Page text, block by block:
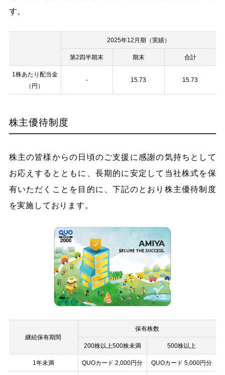
す。
2025年12月期（実績）
第2四半期末 期末 合計
1株あたり配当金
（円）
- 15.73 15.73
株主優待制度
株主の皆様からの日頃のご支援に感謝の気持ちとして
お応えするとともに、長期的に安定して当社株式を保
有いただくことを目的に、下記のとおり株主優待制度
を実施しております。
継続保有期間
保有株数
200株以上500株未満 500株以上
1年未満 QUOカード 2,000円分 QUOカード 5,000円分